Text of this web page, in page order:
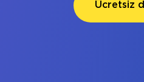
Ücretsiz